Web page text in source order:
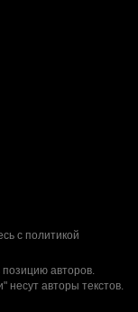
с политикой
авторов.
несут авторы текстов.